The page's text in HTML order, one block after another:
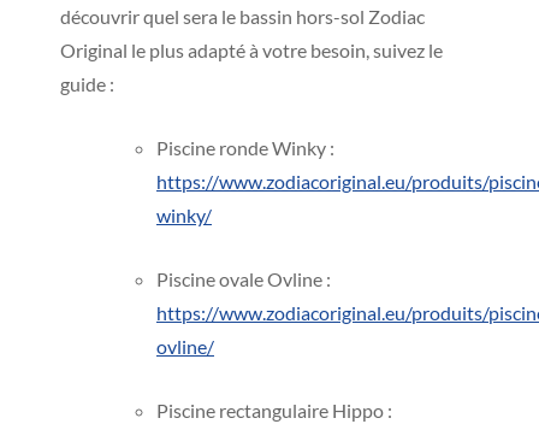
découvrir quel sera le bassin hors-sol Zodiac
Original le plus adapté à votre besoin, suivez le
guide :
Piscine ronde Winky :
https://www.zodiacoriginal.eu/produits/
winky/
Piscine ovale Ovline :
https://www.zodiacoriginal.eu/produits/
ovline/
Piscine rectangulaire Hippo :